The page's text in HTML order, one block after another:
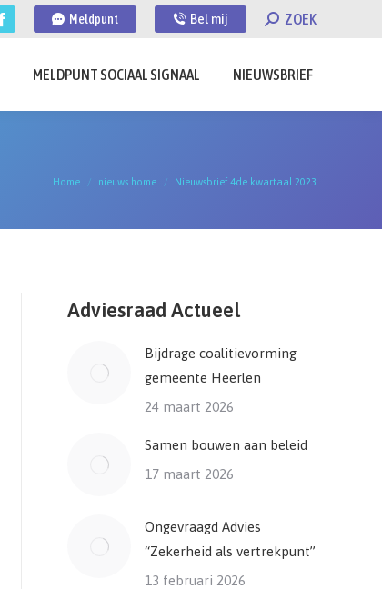
Facebook
in
Meldpunt Bel mij Search:
ZOEK
MELDPUNT SOCIAAL SIGNAAL NIEUWSBRIEF
Je bent hier:
Home nieuws home Nieuwsbrief 4de kwartaal 2023
Adviesraad Actueel
Bijdrage coalitievorming
gemeente Heerlen
24 maart 2026
Samen bouwen aan beleid
17 maart 2026
Ongevraagd Advies
“Zekerheid als vertrekpunt”
13 februari 2026